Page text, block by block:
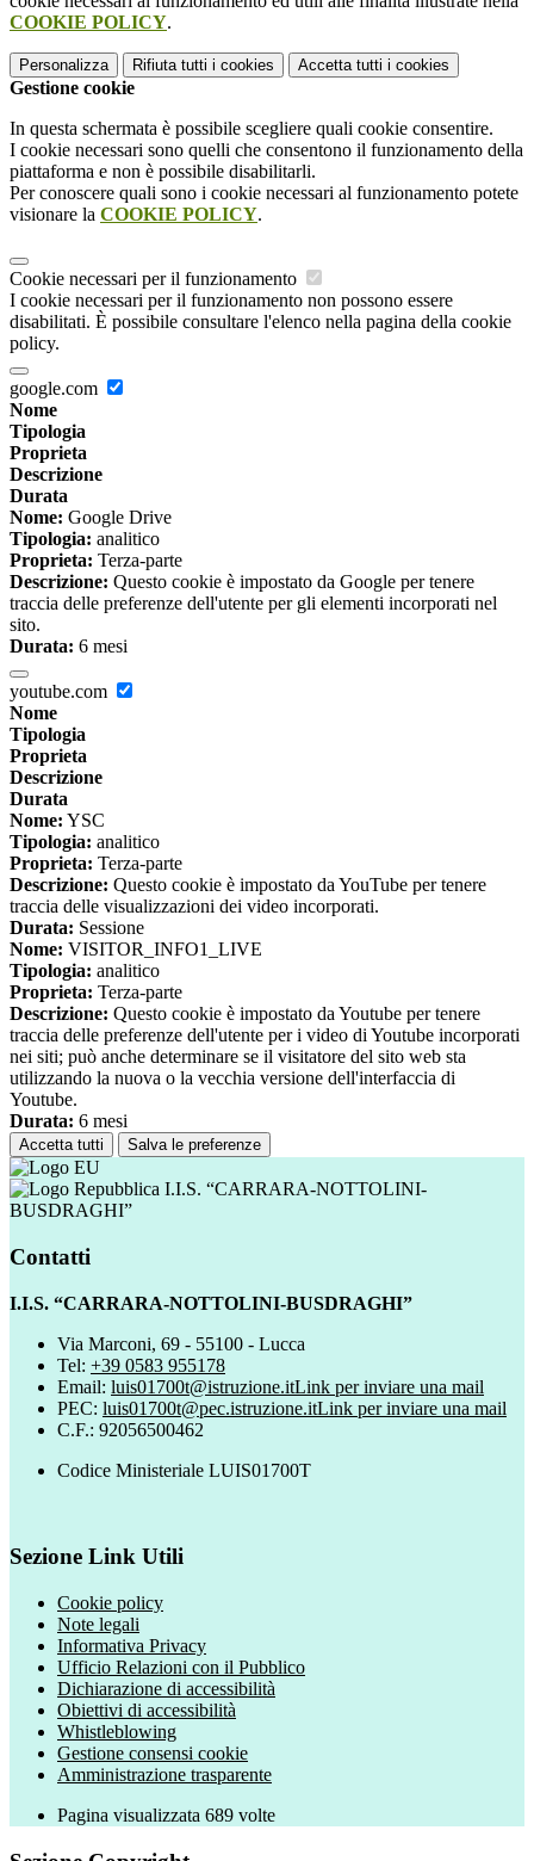
COOKIE POLICY.
Personalizza Rifiuta tutti i cookies Accetta tutti i cookies
Gestione cookie
In questa schermata è possibile scegliere quali cookie consentire.
I cookie necessari sono quelli che consentono il funzionamento della
piattaforma e non è possibile disabilitarli.
Per conoscere quali sono i cookie necessari al funzionamento potete
visionare la COOKIE POLICY.
Cookie necessari per il funzionamento
I cookie necessari per il funzionamento non possono essere
disabilitati. È possibile consultare l'elenco nella pagina della cookie
policy.
google.com
Nome
Tipologia
Proprieta
Descrizione
Durata
Nome: Google Drive
Tipologia: analitico
Proprieta: Terza-parte
Descrizione: Questo cookie è impostato da Google per tenere
traccia delle preferenze dell'utente per gli elementi incorporati nel
sito.
Durata: 6 mesi
youtube.com
Nome
Tipologia
Proprieta
Descrizione
Durata
Nome: YSC
Tipologia: analitico
Proprieta: Terza-parte
Descrizione: Questo cookie è impostato da YouTube per tenere
traccia delle visualizzazioni dei video incorporati.
Durata: Sessione
Nome: VISITOR_INFO1_LIVE
Tipologia: analitico
Proprieta: Terza-parte
Descrizione: Questo cookie è impostato da Youtube per tenere
traccia delle preferenze dell'utente per i video di Youtube incorporati
nei siti; può anche determinare se il visitatore del sito web sta
utilizzando la nuova o la vecchia versione dell'interfaccia di
Youtube.
Durata: 6 mesi
Accetta tutti Salva le preferenze
I.I.S. “CARRARA-NOTTOLINI-
BUSDRAGHI”
Contatti
I.I.S. “CARRARA-NOTTOLINI-BUSDRAGHI”
Via Marconi, 69 - 55100 - Lucca
Tel: +39 0583 955178
Email: luis01700t@istruzione.itLink per inviare una mail
PEC: luis01700t@pec.istruzione.itLink per inviare una mail
C.F.: 92056500462
Codice Ministeriale LUIS01700T
Sezione Link Utili
Cookie policy
Note legali
Informativa Privacy
Ufficio Relazioni con il Pubblico
Dichiarazione di accessibilità
Obiettivi di accessibilità
Whistleblowing
Gestione consensi cookie
Amministrazione trasparente
Pagina visualizzata 689 volte